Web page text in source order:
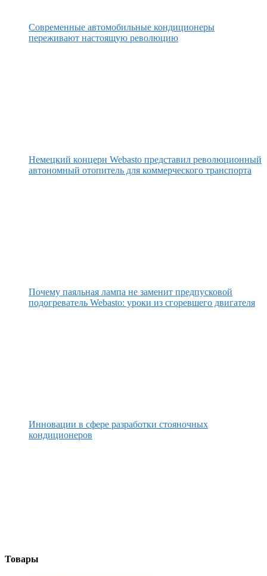
Современные автомобильные кондиционеры
переживают настоящую революцию
Немецкий концерн Webasto представил революционный
автономный отопитель для коммерческого транспорта
Почему паяльная лампа не заменит предпусковой
подогреватель Webasto: уроки из сгоревшего двигателя
Инновации в сфере разработки стояночных
кондиционеров
Товары